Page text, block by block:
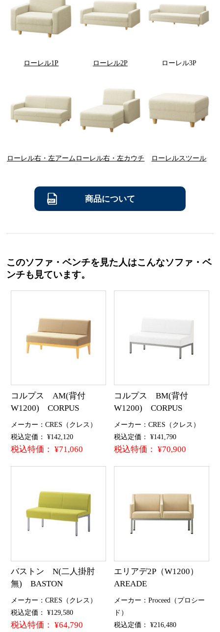
ローレル1P ローレル2P ローレル3P
ローレル右・左アームローレル右・左カウチ ローレルスツール
商品について
このソファ・ベンチを見た人はこんなソファ・ベ
ンチも見ています。
コルプス AM(背付
W1200) CORPUS
メーカー：CRES（クレス）
税込定価： ¥142,120
税込特価： ¥71,060
コルプス BM(背付
W1200) CORPUS
メーカー：CRES（クレス）
税込定価： ¥141,790
税込特価： ¥70,900
バストン N(二人掛肘
無) BASTON
メーカー：CRES（クレス）
税込定価： ¥129,580
税込特価： ¥64,790
エリアデ2P（W1200）
AREADE
メーカー：Proceed（プロシー
ド）
税込定価： ¥216,480